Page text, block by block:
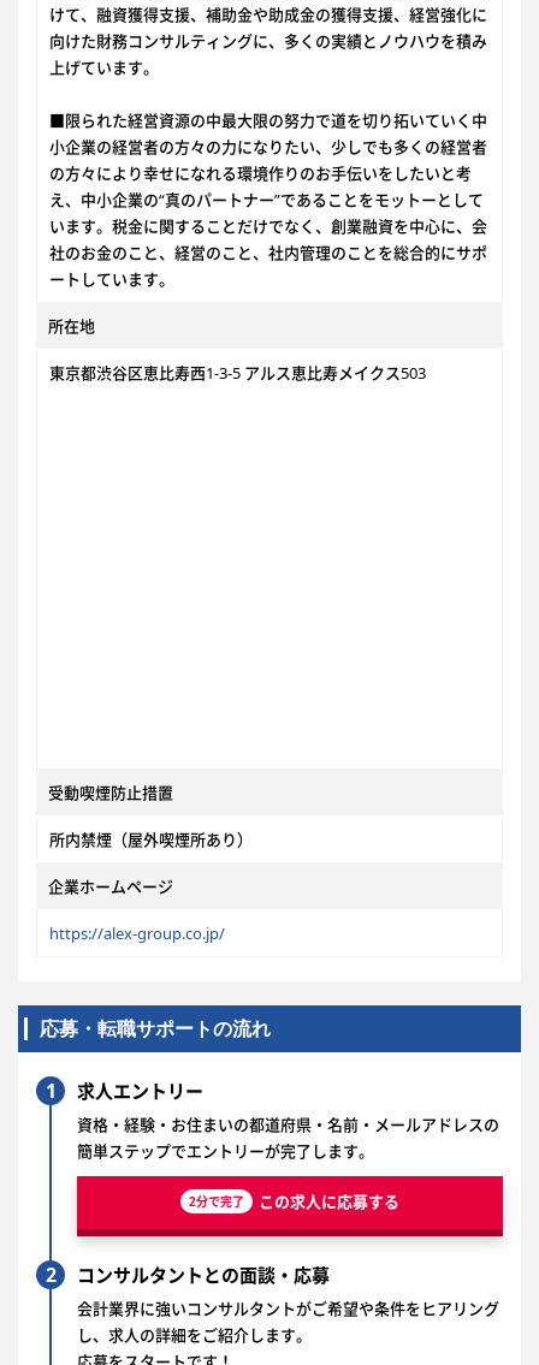
けて、融資獲得支援、補助金や助成金の獲得支援、経営強化に
向けた財務コンサルティングに、多くの実績とノウハウを積み
上げています。
■限られた経営資源の中最大限の努力で道を切り拓いていく中
小企業の経営者の方々の力になりたい、少しでも多くの経営者
の方々により幸せになれる環境作りのお手伝いをしたいと考
え、中小企業の“真のパートナー”であることをモットーとして
います。税金に関することだけでなく、創業融資を中心に、会
社のお金のこと、経営のこと、社内管理のことを総合的にサポ
ートしています。
所在地
東京都渋谷区恵比寿西1-3-5 アルス恵比寿メイクス503
受動喫煙防止措置
所内禁煙（屋外喫煙所あり）
企業ホームページ
https://alex-group.co.jp/
応募・転職サポートの流れ
1 求人エントリー
資格・経験・お住まいの都道府県・名前・メールアドレスの
簡単ステップでエントリーが完了します。
2分で完了 この求人に応募する
2 コンサルタントとの面談・応募
会計業界に強いコンサルタントがご希望や条件をヒアリング
し、求人の詳細をご紹介します。